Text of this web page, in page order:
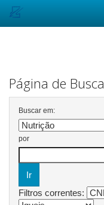
Página de Busca
Buscar em:
por
Filtros correntes: